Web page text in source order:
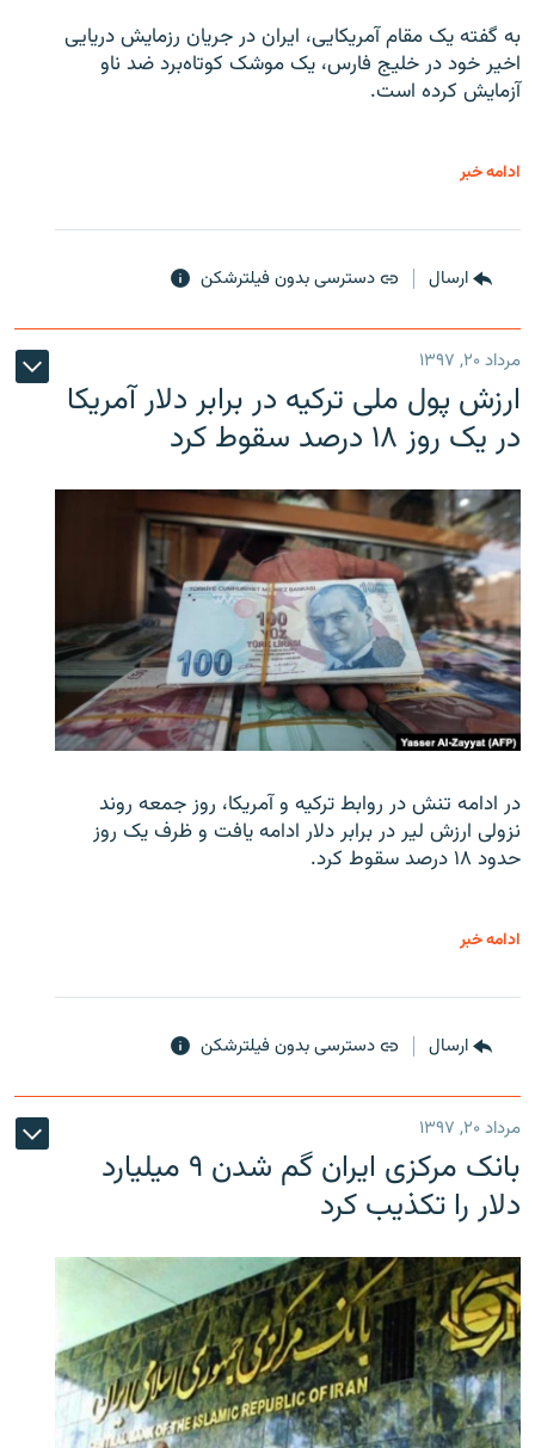
به گفته یک مقام آمریکایی، ایران در جریان رزمایش دریایی
اخیر خود در خلیج فارس، یک موشک کوتاه‌برد ضد ناو
آزمایش کرده است.
ادامه خبر
ارسال دسترسی بدون فیلترشکن
مرداد ۲۰, ۱۳۹۷
ارزش پول ملی ترکیه در برابر دلار آمریکا
در یک روز ۱۸ درصد سقوط کرد
در ادامه تنش در روابط ترکیه و آمریکا، روز جمعه روند
نزولی ارزش لیر در برابر دلار ادامه یافت و ظرف یک روز
حدود ۱۸ درصد سقوط کرد.
ادامه خبر
ارسال دسترسی بدون فیلترشکن
مرداد ۲۰, ۱۳۹۷
بانک مرکزی ایران گم شدن ۹ میلیارد
دلار را تکذیب کرد